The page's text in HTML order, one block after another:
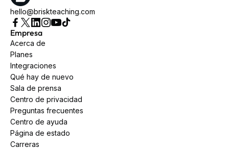
hello@briskteaching.com
Empresa
Acerca de
Planes
Integraciones
Qué hay de nuevo
Sala de prensa
Centro de privacidad
Preguntas frecuentes
Centro de ayuda
Página de estado
Carreras